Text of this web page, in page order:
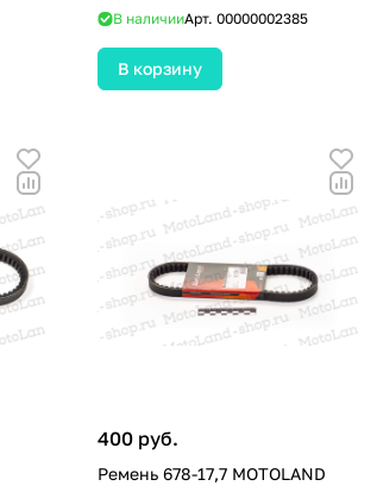
В наличииАрт. 00000002385
В корзину
400 руб.
Ремень 678-17,7 MOTOLAND